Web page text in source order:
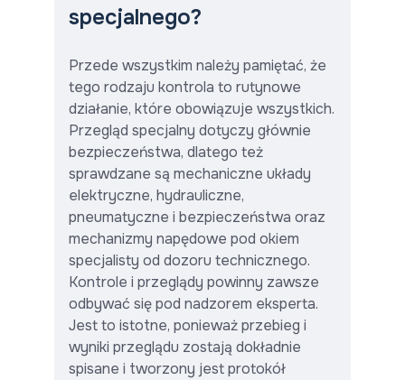
specjalnego?
Przede wszystkim należy pamiętać, że
tego rodzaju kontrola to rutynowe
działanie, które obowiązuje wszystkich.
Przegląd specjalny dotyczy głównie
bezpieczeństwa, dlatego też
sprawdzane są mechaniczne układy
elektryczne, hydrauliczne,
pneumatyczne i bezpieczeństwa oraz
mechanizmy napędowe pod okiem
specjalisty od dozoru technicznego.
Kontrole i przeglądy powinny zawsze
odbywać się pod nadzorem eksperta.
Jest to istotne, ponieważ przebieg i
wyniki przeglądu zostają dokładnie
spisane i tworzony jest protokół